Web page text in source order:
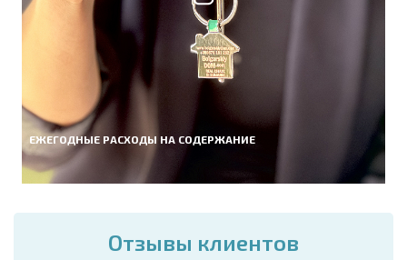
ЕЖЕГОДНЫЕ РАСХОДЫ НА СОДЕРЖАНИЕ
Отзывы клиентов